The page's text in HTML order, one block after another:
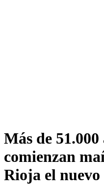
Más de
comienzan
Rioja el nuevo